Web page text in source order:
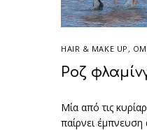
HAIR & MAKE UP ,
Ροζ
Μία από τις
παίρνει